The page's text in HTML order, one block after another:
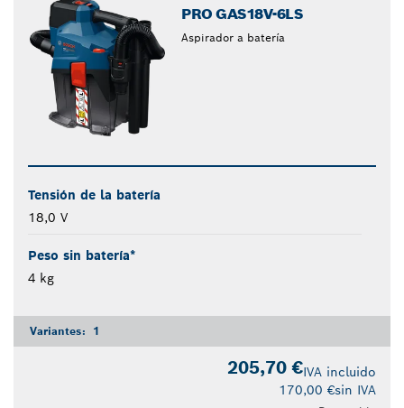
PRO GAS18V-6LS
Aspirador a batería
Tensión de la batería
18,0 V
Peso sin batería*
4 kg
Variantes: 1
205,70 €IVA incluido
170,00 €sin IVA